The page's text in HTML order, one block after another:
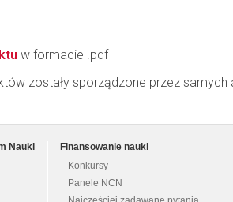
w formacie .pdf
zostały sporządzone przez
Nauki
Finansowanie nauki
Konkursy
Panele NCN